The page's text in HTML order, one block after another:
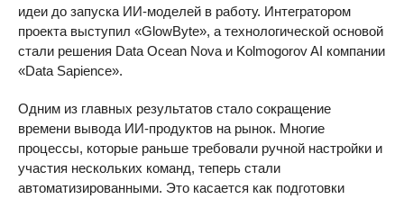
идеи до запуска ИИ-моделей в работу. Интегратором
проекта выступил «GlowByte», а технологической основой
стали решения Data Ocean Nova и Kolmogorov AI компании
«Data Sapience».
Одним из главных результатов стало сокращение
времени вывода ИИ-продуктов на рынок. Многие
процессы, которые раньше требовали ручной настройки и
участия нескольких команд, теперь стали
автоматизированными. Это касается как подготовки